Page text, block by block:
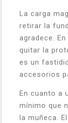
La carga
retirar la
agradece.
quitar la
es un
accesorios
En cuanto a
mínimo que
la muñeca.